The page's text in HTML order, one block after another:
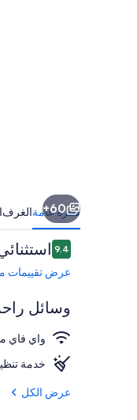
60+
نظرة عامةالغرف
التقييمات
9.49.4 من 10
عرض تقييمات مكان
وسائل
واي فاي
خدمة
عرض الكل